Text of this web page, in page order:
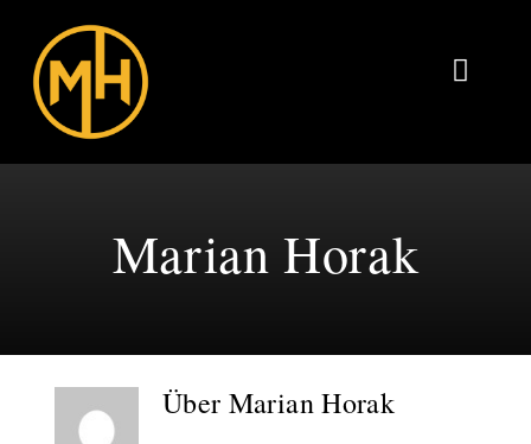
springen
Toggle
Kontakt
Marian Horak
Über Marian Horak